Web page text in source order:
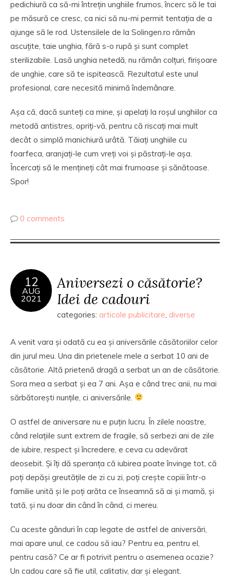
pedichiură ca să-mi întrețin unghiile frumos, încerc să le tai
pe măsură ce cresc, ca nici să nu-mi permit tentația de a
ajunge să le rod. Ustensilele de la Solingen.ro rămân
ascuțite, taie unghia, fără s-o rupă și sunt complet
sterilizabile. Lasă unghia netedă, nu rămân colțuri, firișoare
de unghie, care să te ispitească. Rezultatul este unul
profesional, care necesită minimă îndemânare.
Așa că, dacă sunteți ca mine, și apelați la roșul unghiilor ca
metodă antistres, opriți-vă, pentru că riscați mai mult
decât o simplă manichiură urâtă. Tăiați unghiile cu
foarfeca, aranjați-le cum vreți voi și păstrați-le așa.
Încercați să le mențineți cât mai frumoase și sănătoase.
Spor!
0 comments
12
AUG
2021
Aniversezi o căsătorie?
Idei de cadouri
categories: articole publicitare diverse
A venit vara și odată cu ea și aniversările căsătoriilor celor
din jurul meu. Una din prietenele mele a serbat 10 ani de
căsătorie. Altă prietenă dragă a serbat un an de căsătorie.
Sora mea a serbat și ea 7 ani. Așa e când trec anii, nu mai
sărbătorești nunțile, ci aniversările.
O astfel de aniversare nu e puțin lucru. În zilele noastre,
când relațiile sunt extrem de fragile, să serbezi ani de zile
de iubire, respect și încredere, e ceva cu adevărat
deosebit. Și îți dă speranța că iubirea poate învinge tot, că
poți depăși greutățile de zi cu zi, poți crește copiii într-o
familie unită și le poți arăta ce înseamnă să ai și mamă, și
tată, și nu doar din când în când, ci mereu.
Cu aceste gânduri în cap legate de astfel de aniversări,
mai apare unul, ce cadou să iau? Pentru ea, pentru el,
pentru casă? Ce ar fi potrivit pentru o asemenea ocazie?
Un cadou care să fie util, calitativ, dar și elegant.